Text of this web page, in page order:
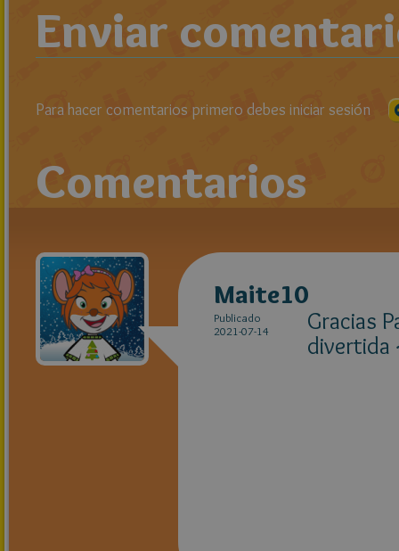
Enviar
Para hacer comentarios primero debes iniciar sesión
Comentarios
Maite10
Publicado
2021-07-14
Gracias